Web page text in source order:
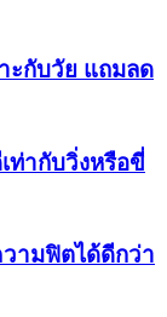
ะกับวัย แถมลด
ท่ากับวิ่งหรือขี่
วามฟิตได้ดีกว่า